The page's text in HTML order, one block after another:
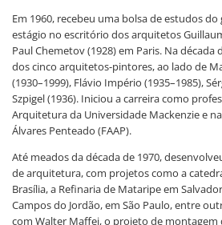
Em 1960, recebeu uma bolsa de estudos
estágio no escritório dos arquitetos
Paul Chemetov (1928) em Paris. Na
dos cinco arquitetos-pintores, ao lado de
(1930–1999), Flávio Império (1935–1985),
Szpigel (1936). Iniciou a carreira como
Arquitetura da Universidade Mackenzie e
Álvares Penteado (FAAP).
Até meados da década de 1970,
de arquitetura, com projetos como a
Brasília, a Refinaria de Mataripe em
Campos do Jordão, em São Paulo, entre
com Walter Maffei, o projeto de montagem